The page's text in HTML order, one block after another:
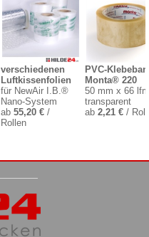
verschiedenen
Luftkissenfolien
für NewAir I.B.®
Nano-System
ab55,20 € /
Rollen
PVC-
Monta® 220
50 mm x 66
transparent
ab 2,21 €/